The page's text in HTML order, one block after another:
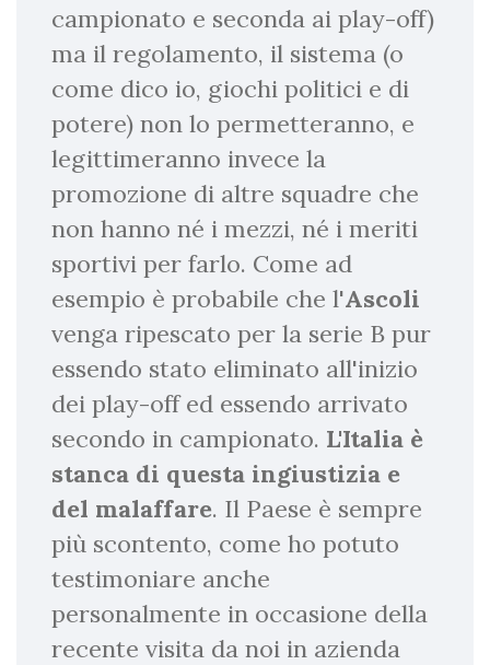
campionato e seconda ai play-off)
ma il regolamento, il sistema (o
come dico io, giochi politici e di
potere) non lo permetteranno, e
legittimeranno invece la
promozione di altre squadre che
non hanno né i mezzi, né i meriti
sportivi per farlo. Come ad
esempio è probabile che l'Ascoli
venga ripescato per la serie B pur
essendo stato eliminato all'inizio
dei play-off ed essendo arrivato
secondo in campionato. L'Italia è
stanca di questa ingiustizia e
del malaffare. Il Paese è sempre
più scontento, come ho potuto
testimoniare anche
personalmente in occasione della
recente visita da noi in azienda